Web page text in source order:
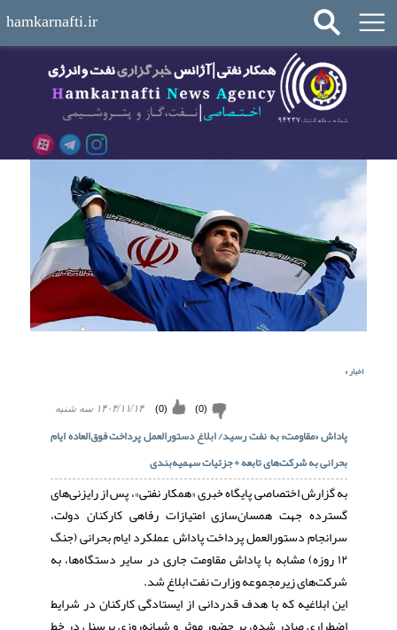
hamkarnafti.ir
اخبار»
۱۴۰۴/۱۱/۱۴ سه شنبه (
0
) (
0
)
پاداش «مقاومت» به نفت رسید/ ابلاغ دستورالعمل پرداخت فوق‌العاده ایام
بحرانی به شرکت‌های تابعه + جزئیات سهمیه‌بندی
به گزارش اختصاصی پایگاه خبری «همکار نفتی»، پس از رایزنی‌های
گسترده جهت همسان‌سازی امتیازات رفاهی کارکنان دولت،
سرانجام دستورالعمل پرداخت پاداش عملکرد ایام بحرانی (جنگ
۱۲ روزه) مشابه با پاداش مقاومت جاری در سایر دستگاه‌ها، به
شرکت‌های زیرمجموعه وزارت نفت ابلاغ شد.
​این ابلاغیه که با هدف قدردانی از ایستادگی کارکنان در شرایط